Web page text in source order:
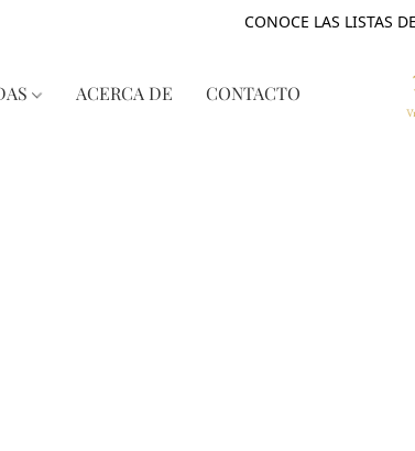
CONOCE LAS LISTAS
ACERCA DE CONTACTO